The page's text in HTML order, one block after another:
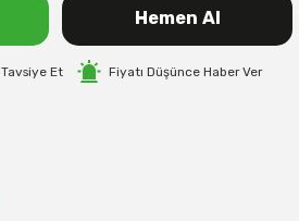
Hemen Al
Tavsiye Et Fiyatı Düşünce Haber Ver